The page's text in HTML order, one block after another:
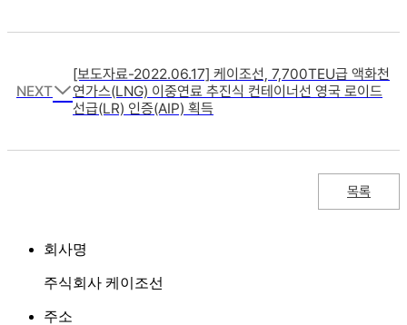
NEXT
[보도자료-2022.06.17] 케이조선, 7,700TEU급 액화천
연가스(LNG) 이중연료 추진식 컨테이너선 영국 로이드
선급(LR) 인증(AIP) 획득
목록
회사명
주식회사 케이조선
주소